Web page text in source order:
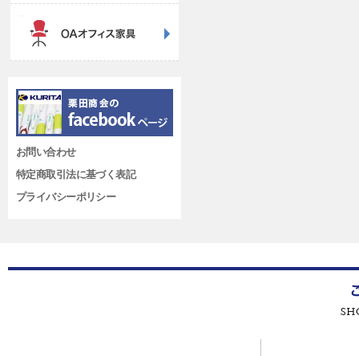
お問い合わせ
特定商取引法に基づく表記
プライバシーポリシー